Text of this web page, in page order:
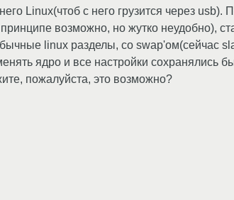
Linux(чтоб с него грузится через
возможно, но жутко неудобно),
linux разделы, со swap'ом(сейчас
ядро и все настройки сохранялись
пожалуйста, это возможно?